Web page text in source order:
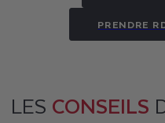
PRENDRE
LES CONSEILS